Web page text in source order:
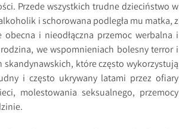
Przede wszystkich trudne dzieciństwo w
i schorowana podległa mu matka, z
i nieodłączna przemoc werbalna i
we wspomnieniach bolesny terror i
które często wykorzystują
i często ukrywany latami przez ofiary
molestowania seksualnego, przemocy